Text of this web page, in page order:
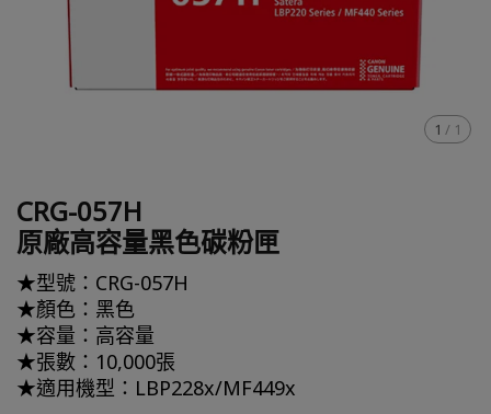
1 / 1
CRG-057H
原廠高容量黑色碳粉匣
★型號：CRG-057H
★顏色：黑色
★容量：高容量
★張數：10,000張
★適用機型：LBP228x/MF449x